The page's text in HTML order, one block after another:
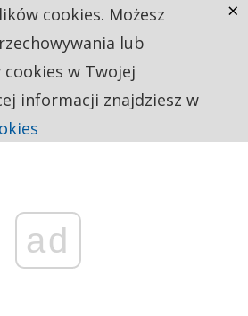
ad
cookies. Możesz
lub
w Twojej
informacji znajdziesz w
×